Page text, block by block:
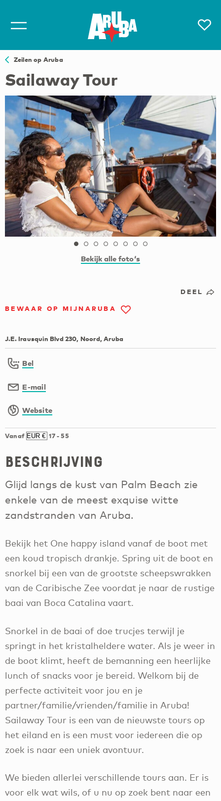
Zeilen op Aruba
Sailaway Tour
Bekijk alle foto‘s
DEEL
BEWAAR OP MIJNARUBA
J.E. Irausquin Blvd 230, Noord, Aruba
Bel
E-mail
Website
Vanaf 17-55
Beschrijving
Glijd langs de kust van Palm Beach zie
enkele van de meest exquise witte
zandstranden van Aruba.
Bekijk het One happy island vanaf de boot met
een koud tropisch drankje. Spring uit de boot en
snorkel bij een van de grootste scheepswrakken
van de Caribische Zee voordat je naar de rustige
baai van Boca Catalina vaart.
Snorkel in de baai of doe trucjes terwijl je
springt in het kristalheldere water. Als je weer in
de boot klimt, heeft de bemanning een heerlijke
lunch of snacks voor je bereid. Welkom bij de
perfecte activiteit voor jou en je
partner/familie/vrienden/familie in Aruba!
Sailaway Tour is een van de nieuwste tours op
het eiland en is een must voor iedereen die op
zoek is naar een uniek avontuur.
We bieden allerlei verschillende tours aan. Er is
voor elk wat wils, of u nu op zoek bent naar een